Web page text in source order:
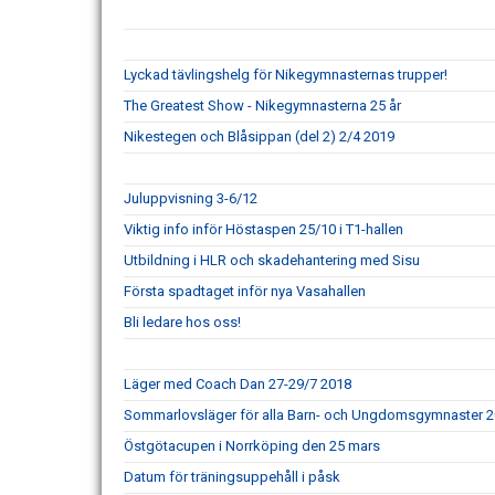
Lyckad tävlingshelg för Nikegymnasternas trupper!
The Greatest Show - Nikegymnasterna 25 år
Nikestegen och Blåsippan (del 2) 2/4 2019
Juluppvisning 3-6/12
Viktig info inför Höstaspen 25/10 i T1-hallen
Utbildning i HLR och skadehantering med Sisu
Första spadtaget inför nya Vasahallen
Bli ledare hos oss!
Läger med Coach Dan 27-29/7 2018
Sommarlovsläger för alla Barn- och Ungdomsgymnaster
Östgötacupen i Norrköping den 25 mars
Datum för träningsuppehåll i påsk